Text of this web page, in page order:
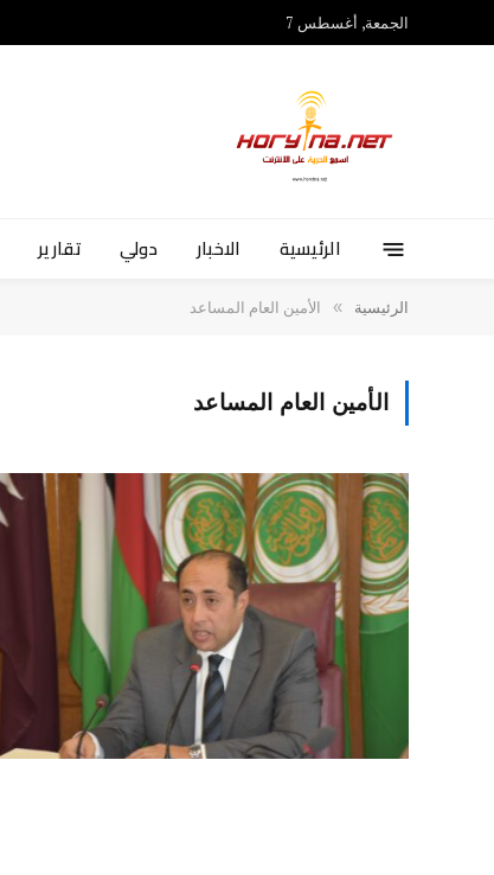
الجمعة, أغسطس 7
الرئيسية الاخبار دولي تقارير
الرئيسية » الأمين العام المساعد
الأمين العام المساعد